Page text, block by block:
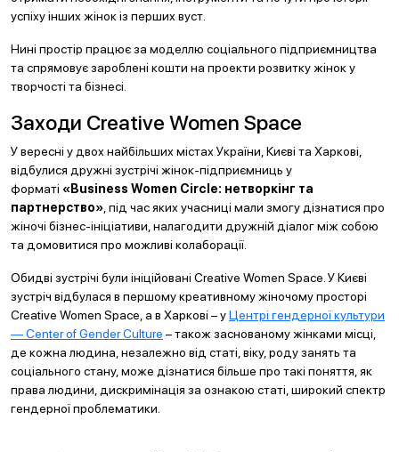
успіху інших жінок із перших вуст.
Нині простір працює за моделлю соціального підприємництва
та спрямовує зароблені кошти на проекти розвитку жінок у
творчості та бізнесі.
Заходи Creative Women Space
У вересні у двох найбільших містах України, Києві та Харкові,
відбулися дружні зустрічі жінок-підприємниць у
форматі «Business Women Circle: нетворкінг та
партнерство» , під час яких учасниці мали змогу дізнатися про
жіночі бізнес-ініціативи, налагодити дружній діалог між собою
та домовитися про можливі колаборації.
Обидві зустрічі були ініційовані Creative Women Space. У Києві
зустріч відбулася в першому креативному жіночому просторі
Creative Women Space, а в Харкові – уЦентрі гендерної культури
— Center of Gender Culture – також заснованому жінками місці,
де кожна людина, незалежно від статі, віку, роду занять та
соціального стану, може дізнатися більше про такі поняття, як
права людини, дискримінація за ознакою статі, широкий спектр
гендерної проблематики.